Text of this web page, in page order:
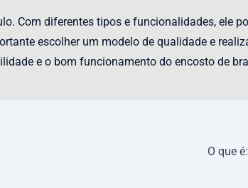
Com diferentes tipos e funcionalidades, ele
escolher um modelo de qualidade e
e o bom funcionamento do encosto de
O que